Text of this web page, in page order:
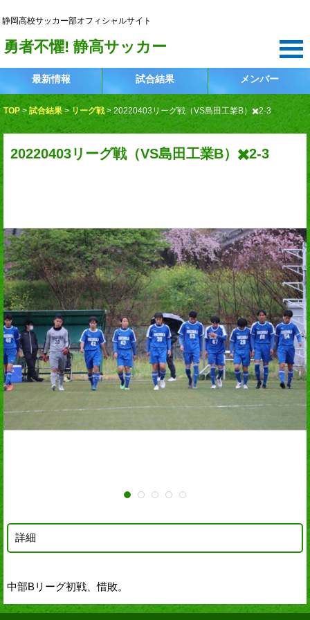
静岡高校サッカー部オフィシャルサイト
勇者不懼! 静高サッカー
最新情報 試合結果 メンバー
TOP > 試合結果 > リーグ戦 > 20220403リーグ戦（VS島田工業B）✖️2-3
20220403リーグ戦（VS島田工業B）✖️2-3
詳細
中部Bリーグ初戦、惜敗。